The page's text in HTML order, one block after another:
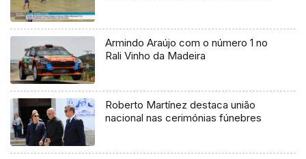
Armindo Araújo com o número 1 no
Rali Vinho da Madeira
Roberto Martínez destaca união
nacional nas cerimónias fúnebres